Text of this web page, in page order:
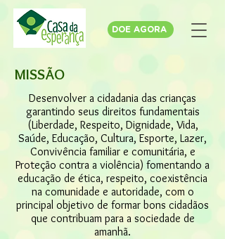
DOE AGORA
MISSÃO
Desenvolver a cidadania das crianças
garantindo seus direitos fundamentais
(Liberdade, Respeito, Dignidade, Vida,
Saúde, Educação, Cultura, Esporte, Lazer,
Convivência familiar e comunitária, e
Proteção contra a violência) fomentando a
educação de ética, respeito, coexistência
na comunidade e autoridade, com o
principal objetivo de formar bons cidadãos
que contribuam para a sociedade de
amanhã.